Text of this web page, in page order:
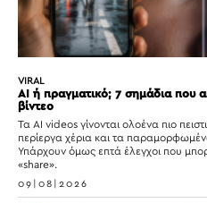
VIRAL
AI ή πραγματικό; 7 σημάδια που
βίντεο
Τα AI videos γίνονται ολοένα πιο
περίεργα χέρια και τα
Υπάρχουν όμως επτά έλεγχοι που
«share».
09|08|2026